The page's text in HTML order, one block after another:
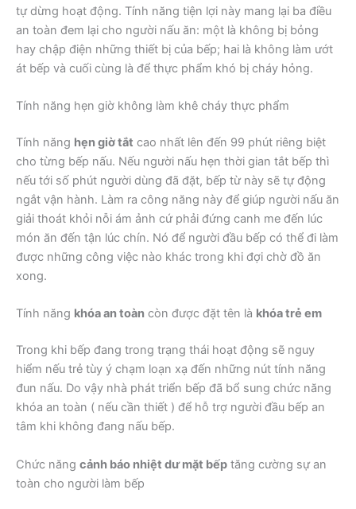
tự dừng hoạt động. Tính năng tiện lợi này mang lại ba điều
an toàn đem lại cho người nấu ăn: một là không bị bỏng
hay chập điện những thiết bị của bếp; hai là không làm ướt
át bếp và cuối cùng là để thực phẩm khó bị cháy hỏng.
Tính năng hẹn giờ không làm khê cháy thực phẩm
Tính năng hẹn giờ tắt cao nhất lên đến 99 phút riêng biệt
cho từng bếp nấu. Nếu người nấu hẹn thời gian tắt bếp thì
nếu tới số phút người dùng đã đặt, bếp từ này sẽ tự động
ngắt vận hành. Làm ra công năng này để giúp người nấu ăn
giải thoát khỏi nỗi ám ảnh cứ phải đứng canh me đến lúc
món ăn đến tận lúc chín. Nó để người đầu bếp có thể đi làm
được những công việc nào khác trong khi đợi chờ đồ ăn
xong.
Tính năng khóa an toàn còn được đặt tên là khóa trẻ em
Trong khi bếp đang trong trạng thái hoạt động sẽ nguy
hiểm nếu trẻ tùy ý chạm loạn xạ đến những nút tính năng
đun nấu. Do vậy nhà phát triển bếp đã bổ sung chức năng
khóa an toàn ( nếu cần thiết ) để hỗ trợ người đầu bếp an
tâm khi không đang nấu bếp.
Chức năng cảnh báo nhiệt dư mặt bếp tăng cường sự an
toàn cho người làm bếp